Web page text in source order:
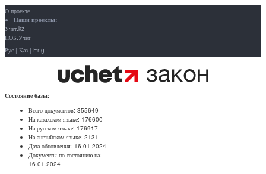
О проекте
Наши проекты:
Учёт.kz
ПОБ.Учёт
Рус | Қаз | Eng
Состояние базы:
Всего документов: 355649
На казахском языке: 176600
На русском языке: 176917
На английском языке: 2131
Дата обновления: 16.01.2024
Документы по состоянию на:
16.01.2024